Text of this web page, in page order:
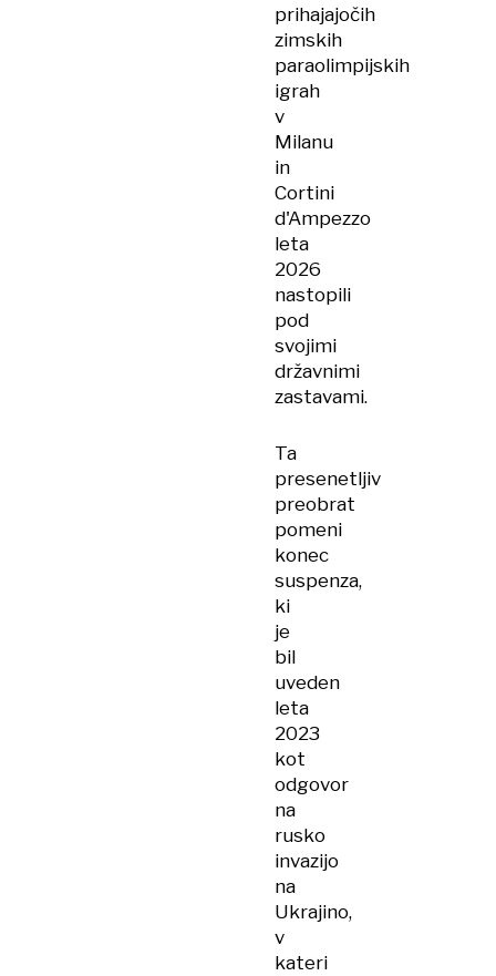
prihajajočih
zimskih
paraolimpijskih
igrah
v
Milanu
in
Cortini
d'Ampezzo
leta
2026
nastopili
pod
svojimi
državnimi
zastavami.
Ta
presenetljiv
preobrat
pomeni
konec
suspenza,
ki
je
bil
uveden
leta
2023
kot
odgovor
na
rusko
invazijo
na
Ukrajino,
v
kateri